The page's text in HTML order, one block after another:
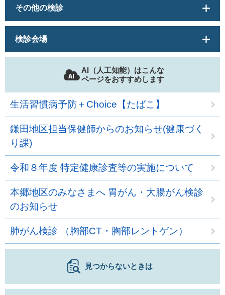
その他の検診
検診会場
AI（人工知能）はこんな
ページをおすすめします
生活習慣病予防＋Choice【たばこ】
鎌田地区担当保健師からのお知らせ(健康づく
り課)
令和８年度 特定健康診査等の実施について
本郷地区のみなさまへ 胃がん・大腸がん検診
のお知らせ
肺がん検診 （胸部CT・胸部レントゲン）
見つからないときは